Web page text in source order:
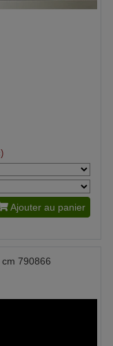
Ajouter au panier
790866